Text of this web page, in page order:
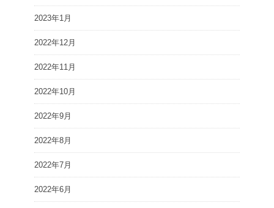
2023年1月
2022年12月
2022年11月
2022年10月
2022年9月
2022年8月
2022年7月
2022年6月